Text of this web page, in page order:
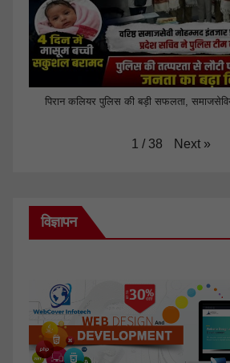
पिरान कलियर पुलिस की बड़ी सफलता,
1 / 38 Next »
विज्ञापन